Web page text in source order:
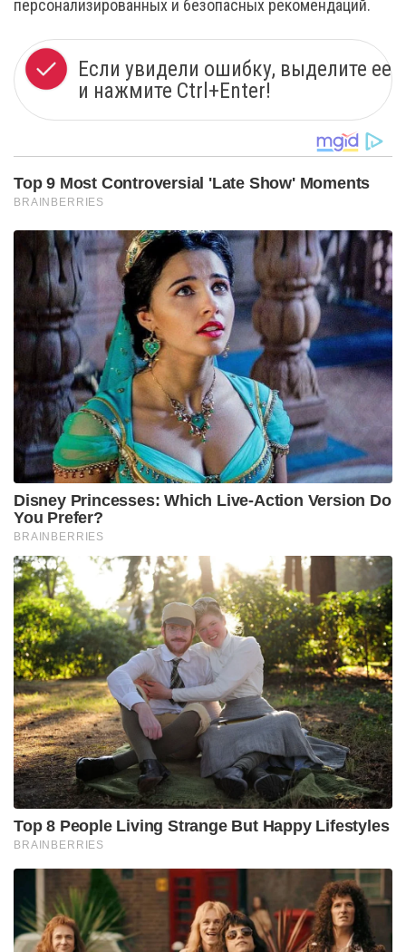
персонализированных и безопасных рекомендаций.
Если увидели ошибку, выделите ее
и нажмите Ctrl+Enter!
Top 9 Most Controversial 'Late Show' Moments
BRAINBERRIES
Disney Princesses: Which Live-Action Version Do
You Prefer?
BRAINBERRIES
Top 8 People Living Strange But Happy Lifestyles
BRAINBERRIES